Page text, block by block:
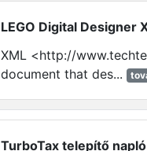
LEGO Digital Designer
XML <http://
document that des...
TurboTax telepítő